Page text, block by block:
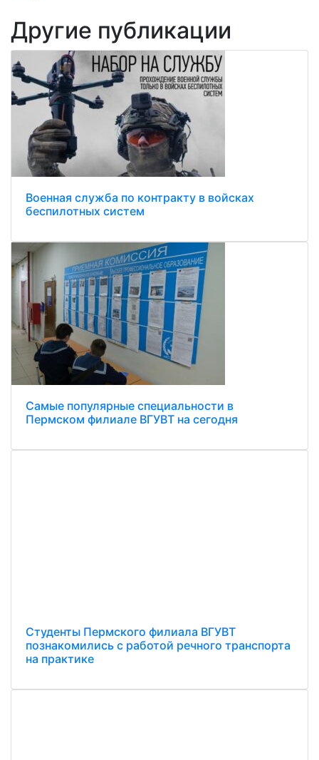
Другие публикации
Военная служба по контракту в войсках
беспилотных систем
Самые популярные специальности в
Пермском филиале ВГУВТ на сегодня
Студенты Пермского филиала ВГУВТ
познакомились с работой речного транспорта
на практике